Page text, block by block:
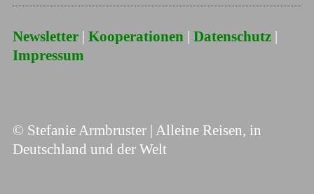
Newsletter| Kooperationen| Datenschutz|
Impressum
© Stefanie Armbruster | Alleine Reisen, in
Deutschland und der Welt